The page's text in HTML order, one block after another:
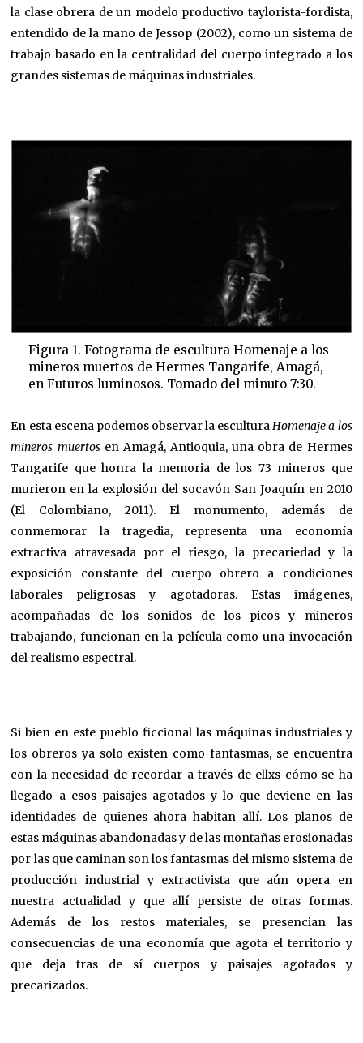
la clase obrera de un modelo productivo taylorista-fordista,
entendido de la mano de Jessop (2002), como un sistema de
trabajo basado en la centralidad del cuerpo integrado a los
grandes sistemas de máquinas industriales.
Figura 1. Fotograma de escultura Homenaje a los
mineros muertos de Hermes Tangarife, Amagá,
en Futuros luminosos. Tomado del minuto 7:30.
En esta escena podemos observar la esculturaHomenaje a los
mineros muertos en Amagá, Antioquia, una obra de Hermes
Tangarife que honra la memoria de los 73 mineros que
murieron en la explosión del socavón San Joaquín en 2010
(El Colombiano, 2011). El monumento, además de
conmemorar la tragedia, representa una economía
extractiva atravesada por el riesgo, la precariedad y la
exposición constante del cuerpo obrero a condiciones
laborales peligrosas y agotadoras. Estas imágenes,
acompañadas de los sonidos de los picos y mineros
trabajando, funcionan en la película como una invocación
del realismo espectral.
Si bien en este pueblo ficcional las máquinas industriales y
los obreros ya solo existen como fantasmas, se encuentra
con la necesidad de recordar a través de ellxs cómo se ha
llegado a esos paisajes agotados y lo que deviene en las
identidades de quienes ahora habitan allí. Los planos de
estas máquinas abandonadas y de las montañas erosionadas
por las que caminan son los fantasmas del mismo sistema de
producción industrial y extractivista que aún opera en
nuestra actualidad y que allí persiste de otras formas.
Además de los restos materiales, se presencian las
consecuencias de una economía que agota el territorio y
que deja tras de sí cuerpos y paisajes agotados y
precarizados.